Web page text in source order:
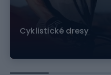
Cyklistické dresy